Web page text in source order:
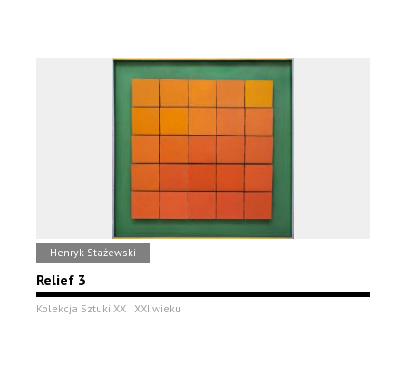
Henryk Stażewski
Relief 3
Kolekcja Sztuki XX i XXI wieku